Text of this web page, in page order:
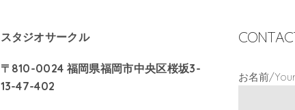
スタジオサークル
〒810-0024 福岡県福岡市中央区桜坂3-
13-47-402
お名前/